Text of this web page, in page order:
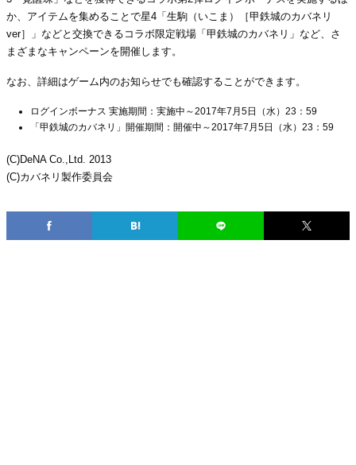
か、アイテムを集めることで星4「生駒（いこま）［甲鉄城のカバネリ
ver］」などと交換できるコラボ限定戦場「甲鉄城のカバネリ」など、さ
まざまなキャンペーンを開催します。
なお、詳細はゲーム内のお知らせでも確認することができます。
ログインボーナス 実施期間：実施中～2017年7月5日（水）23：59
「甲鉄城のカバネリ」開催期間：開催中～2017年7月5日（水）23：59
(C)DeNA Co.,Ltd. 2013
(C)カバネリ製作委員会